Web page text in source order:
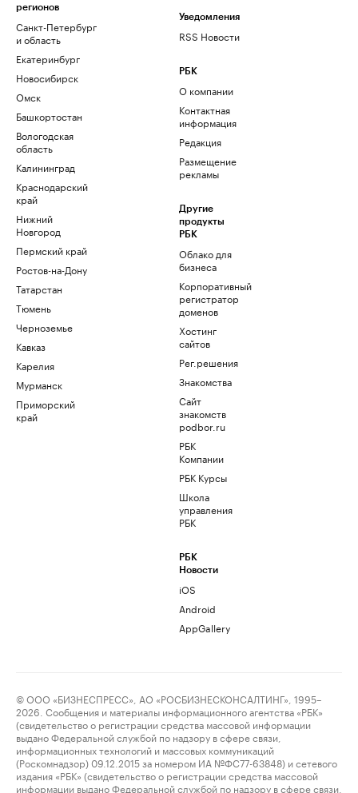
регионов
Санкт-Петербург
и область
Екатеринбург
Новосибирск
Омск
Башкортостан
Вологодская
область
Калининград
Краснодарский
край
Нижний
Новгород
Пермский край
Ростов-на-Дону
Татарстан
Тюмень
Черноземье
Кавказ
Карелия
Мурманск
Приморский
край
Уведомления
RSS Новости
РБК
О компании
Контактная
информация
Редакция
Размещение
рекламы
Другие
продукты
РБК
Облако для
бизнеса
Корпоративный
регистратор
доменов
Хостинг
сайтов
Рег.решения
Знакомства
Сайт
знакомств
podbor.ru
РБК
Компании
РБК Курсы
Школа
управления
РБК
РБК
Новости
iOS
Android
AppGallery
© ООО «БИЗНЕСПРЕСС», АО «РОСБИЗНЕСКОНСАЛТИНГ», 1995–
2026. Сообщения и материалы информационного агентства «РБК»
(свидетельство о регистрации средства массовой информации
выдано Федеральной службой по надзору в сфере связи,
информационных технологий и массовых коммуникаций
(Роскомнадзор) 09.12.2015 за номером ИА №ФС77-63848) и сетевого
издания «РБК» (свидетельство о регистрации средства массовой
информации выдано Федеральной службой по надзору в сфере связи,